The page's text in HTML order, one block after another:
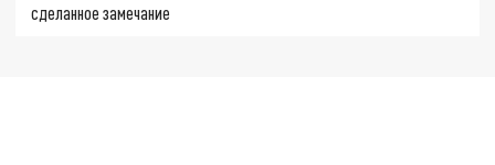
сделанное замечание